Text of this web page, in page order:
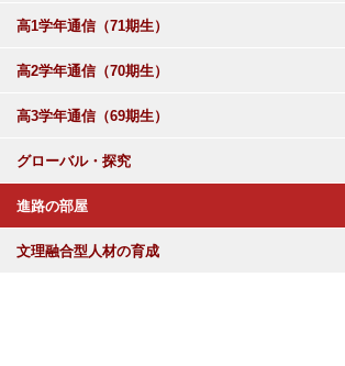
高1学年通信（71期生）
高2学年通信（70期生）
高3学年通信（69期生）
グローバル・探究
進路の部屋
文理融合型人材の育成